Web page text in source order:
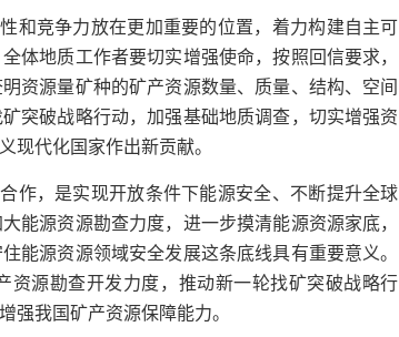
和竞争力放在更加重要的位置，着力构建自主可
体地质工作者要切实增强使命，按照回信要求，
资源量矿种的矿产资源数量、质量、结构、空间
突破战略行动，加强基础地质调查，切实增强资
现代化国家作出新贡献。
作，是实现开放条件下能源安全、不断提升全球
能源资源勘查力度，进一步摸清能源资源家底，
能源资源领域安全发展这条底线具有重要意义。
资源勘查开发力度，推动新一轮找矿突破战略行
强我国矿产资源保障能力。